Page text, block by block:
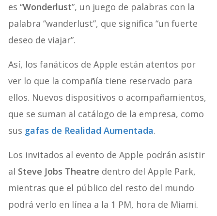
es “Wonderlust”, un juego de palabras con la
palabra “wanderlust”, que significa “un fuerte
deseo de viajar”.
Así, los fanáticos de Apple están atentos por
ver lo que la compañía tiene reservado para
ellos. Nuevos dispositivos o acompañamientos,
que se suman al catálogo de la empresa, como
sus gafas de Realidad Aumentada.
Los invitados al evento de Apple podrán asistir
al Steve Jobs Theatre dentro del Apple Park,
mientras que el público del resto del mundo
podrá verlo en línea a la 1 PM, hora de Miami.